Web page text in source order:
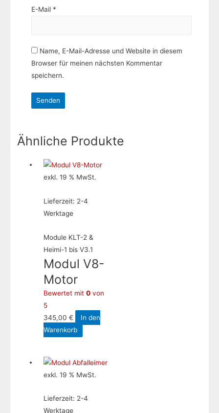
E-Mail *
Name, E-Mail-Adresse und Website in diesem
Browser für meinen nächsten Kommentar
speichern.
Ähnliche Produkte
exkl. 19 % MwSt.
Lieferzeit: 2-4
Werktage
Module KLT-2 &
Heimi-1 bis V3.1
Modul V8-
Motor
Bewertet mit0 von
5
345,00€
In den
Warenkorb
exkl. 19 % MwSt.
Lieferzeit: 2-4
Werktage